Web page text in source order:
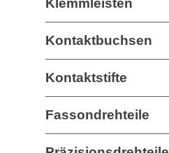
Klemmleisten
Kontaktbuchsen
Kontaktstifte
Fassondrehteile